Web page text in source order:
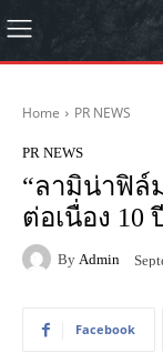
Home PR NEWS
PR NEWS
“ลามิน่าฟิล์
ต่อเนื่อง 10
By Admin
Facebook